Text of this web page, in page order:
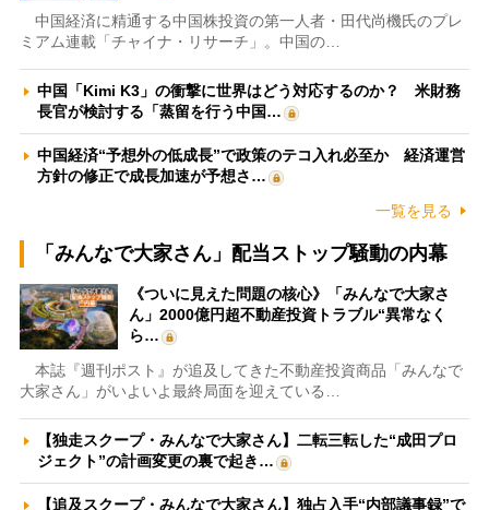
中国経済に精通する中国株投資の第一人者・田代尚機氏のプレ
ミアム連載「チャイナ・リサーチ」。中国の…
中国「Kimi K3」の衝撃に世界はどう対応するのか？ 米財務
長官が検討する「蒸留を行う中国…
中国経済“予想外の低成長”で政策のテコ入れ必至か 経済運営
方針の修正で成長加速が予想さ…
一覧を見る
「みんなで大家さん」配当ストップ騒動の内幕
《ついに見えた問題の核心》「みんなで大家さ
ん」2000億円超不動産投資トラブル“異常なく
ら…
本誌『週刊ポスト』が追及してきた不動産投資商品「みんなで
大家さん」がいよいよ最終局面を迎えている…
【独走スクープ・みんなで大家さん】二転三転した“成田プロ
ジェクト”の計画変更の裏で起き…
【追及スクープ・みんなで大家さん】独占入手“内部議事録”で